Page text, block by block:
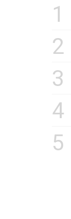
1
2
3
4
5